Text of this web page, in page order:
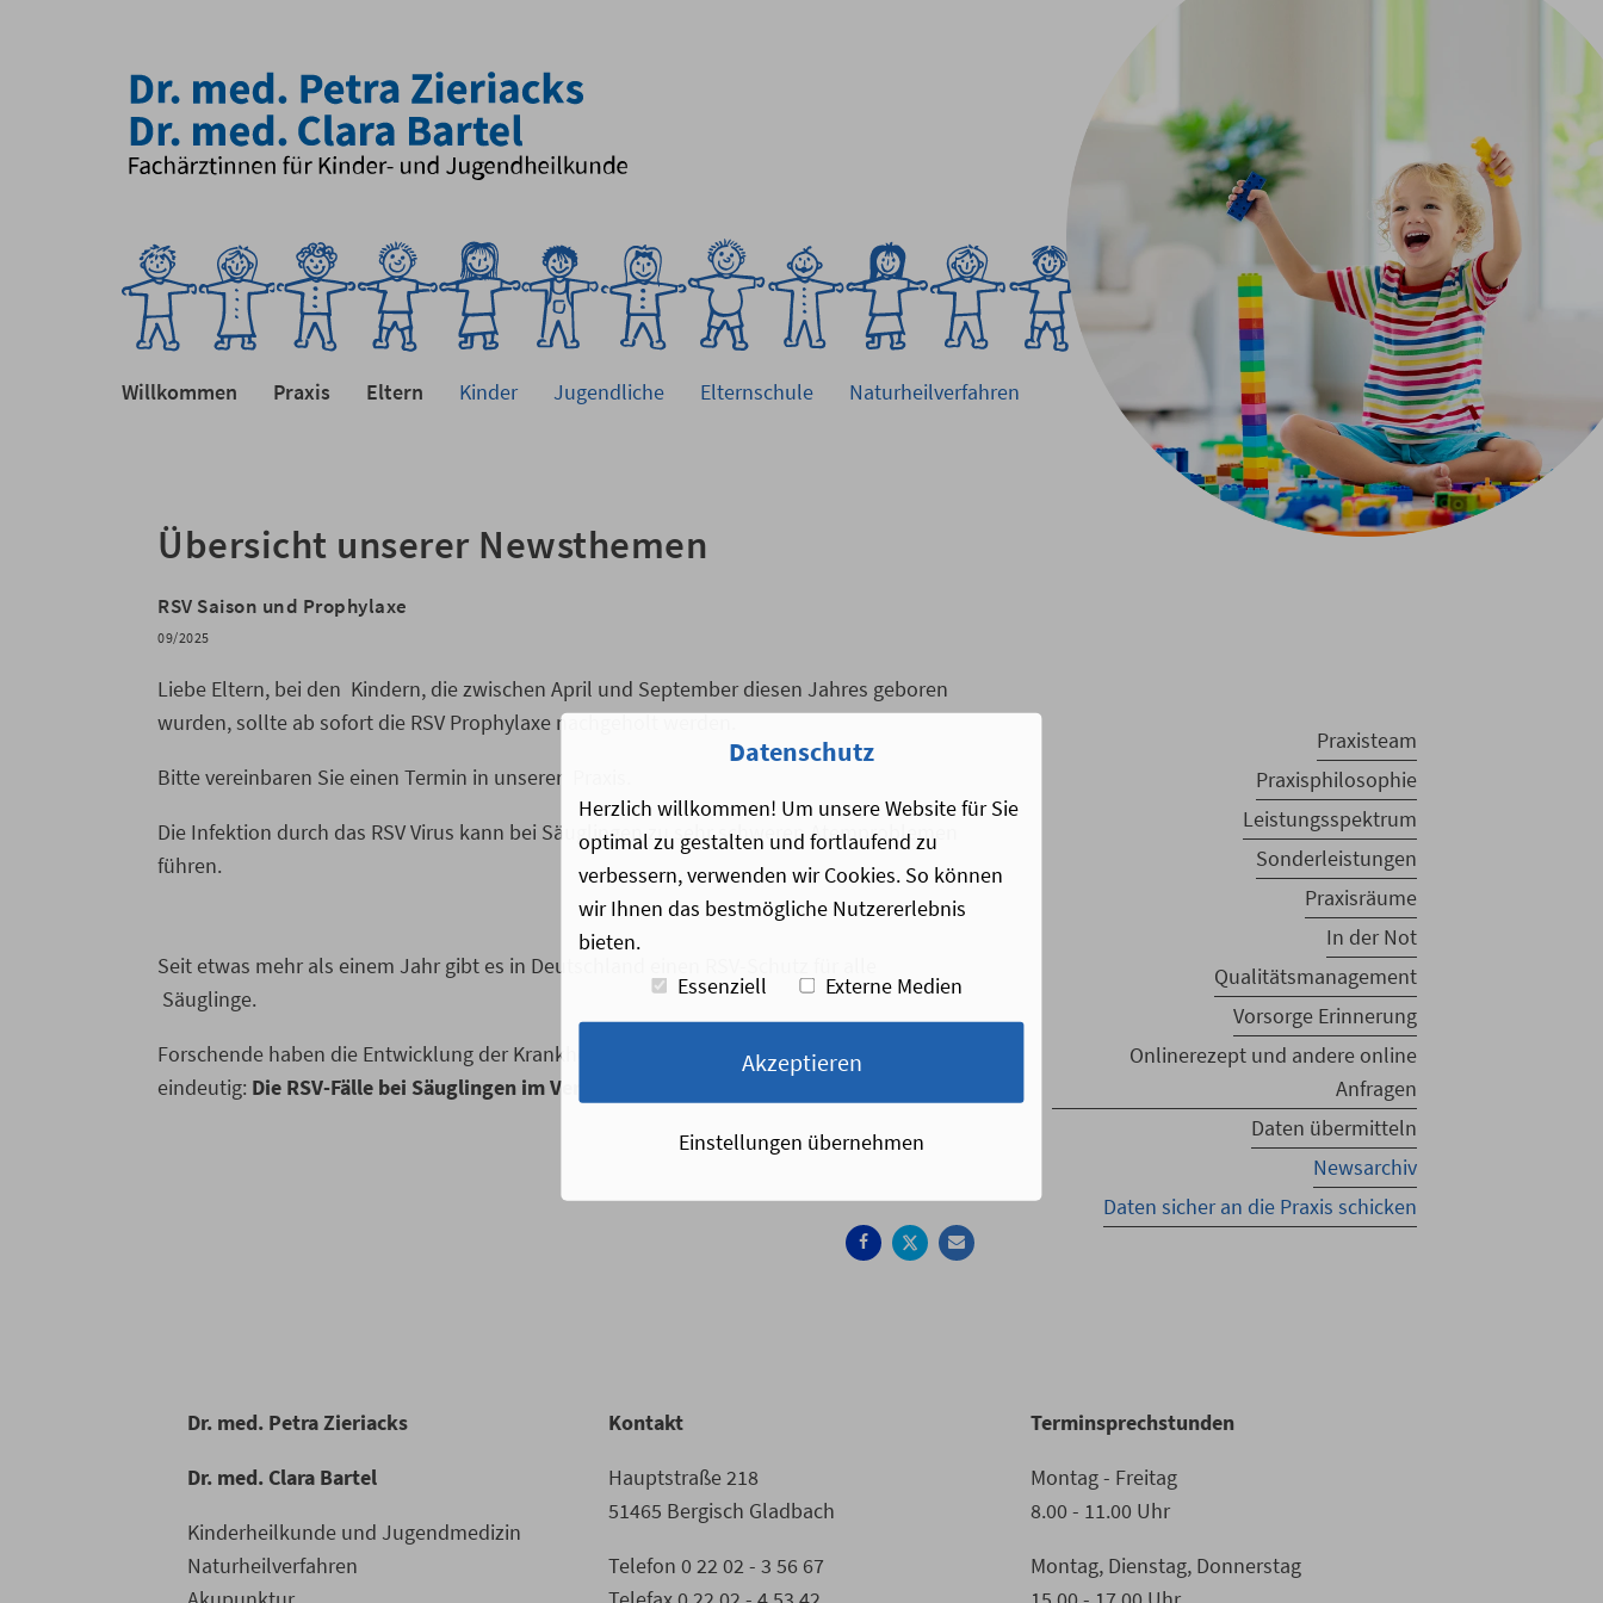
Willkommen Praxis Eltern Kinder Jugendliche Elternschule Naturheilverfahren
Übersicht unserer Newsthemen
RSV Saison und Prophylaxe
09/2025
Liebe Eltern, bei den Kindern, die zwischen April und September diesen Jahres geboren
wurden, sollte ab sofort die RSV Prophylaxe nachgeholt werden.
Bitte vereinbaren Sie einen Termin in unserer Praxis.
Die Infektion durch das RSV Virus kann bei Säuglingen zu sehr schweren Atemproblemen
führen.
Seit etwas mehr als einem Jahr gibt es in Deutschland einen RSV-Schutz für alle
Säuglinge.
Forschende haben die Entwicklung der Krankheitsfälle untersucht. Die Zahlen sind
eindeutig: Die RSV-Fälle bei Säuglingen im Vergleich zur Vorsaison wurden halbiert!
Facebook
teilen
Twitter
teilen
Praxisteam
Praxisphilosophie
Leistungsspektrum
Sonderleistungen
Praxisräume
In der Not
Qualitätsmanagement
Vorsorge Erinnerung
Onlinerezept und andere online
Anfragen
Daten übermitteln
Newsarchiv
Daten sicher an die Praxis schicken
Dr. med. Petra Zieriacks
Dr. med. Clara Bartel
Kinderheilkunde und Jugendmedizin
Naturheilverfahren
Kontakt
Hauptstraße 218
51465 Bergisch Gladbach
Telefon 0 22 02 - 3 56 67
Terminsprechstunden
Montag - Freitag
8.00 - 11.00 Uhr
Montag, Dienstag, Donnerstag
Datenschutz
Herzlich willkommen! Um unsere Website für Sie
optimal zu gestalten und fortlaufend zu
verbessern, verwenden wir Cookies. So können
wir Ihnen das bestmögliche Nutzererlebnis
bieten.
Essenziell
Externe Medien
Akzeptieren
Einstellungen übernehmen